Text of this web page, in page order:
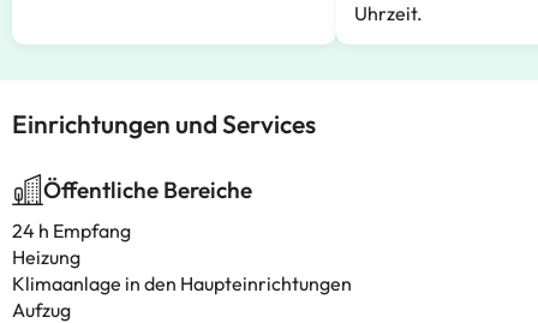
Uhrzeit.
Einrichtungen und Services
Öffentliche Bereiche
24 h Empfang
Heizung
Klimaanlage in den Haupteinrichtungen
Aufzug